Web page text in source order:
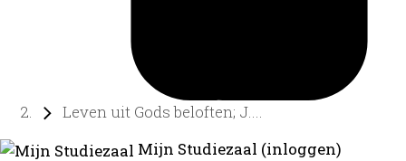
Leven uit Gods beloften; J....
Mijn Studiezaal (inloggen)